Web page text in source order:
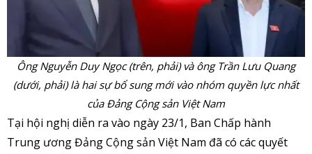
Ông Nguyễn Duy Ngọc (trên, phải) và ông Trần Lưu Quang
(dưới, phải) là hai sự bổ sung mới vào nhóm quyền lực nhất
của Đảng Cộng sản Việt Nam
Tại hội nghị diễn ra vào ngày 23/1, Ban Chấp hành
Trung ương Đảng Cộng sản Việt Nam đã có các quyết